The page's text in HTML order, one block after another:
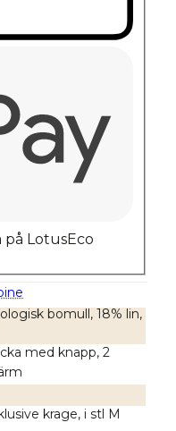
bomull, 18% lin,
med knapp, 2
krage, i stl M